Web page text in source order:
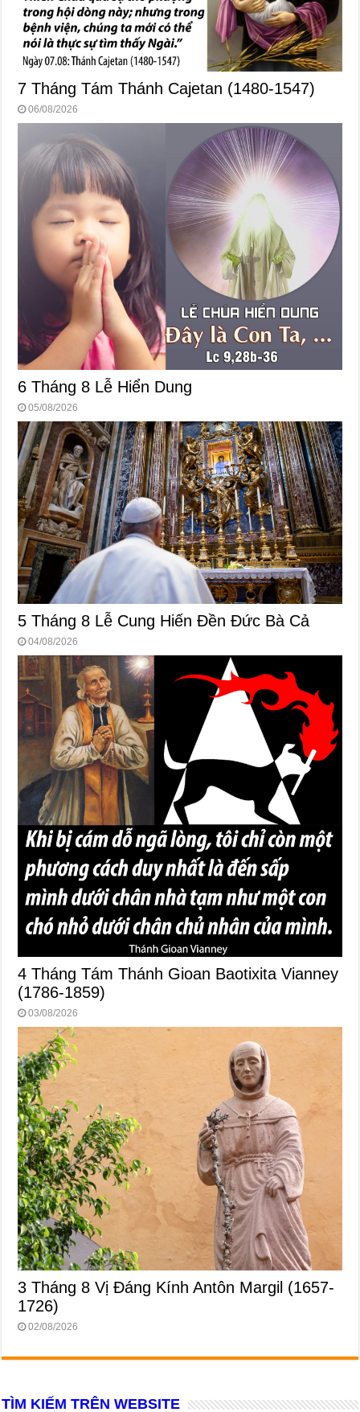
7 Tháng Tám Thánh Cajetan (1480-1547)
06/08/2026
6 Tháng 8 Lễ Hiển Dung
05/08/2026
5 Tháng 8 Lễ Cung Hiến Ðền Ðức Bà Cả
04/08/2026
4 Tháng Tám Thánh Gioan Baotixita Vianney
(1786-1859)
03/08/2026
3 Tháng 8 Vị Ðáng Kính Antôn Margil (1657-
1726)
02/08/2026
TÌM KIẾM TRÊN WEBSITE